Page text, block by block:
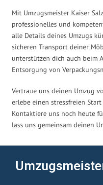
Mit Umzugsmeister Kaiser
professionelles und
alle Details deines Umzugs
sicheren Transport deiner
unterstützen dich auch beim
Entsorgung von
Vertraue uns deinen Umzug
erlebe einen stressfreien
Kontaktiere uns noch heute
lass uns gemeinsam deinen